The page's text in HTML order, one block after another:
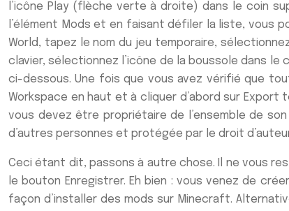
l’icône Play (flèche verte à droite) dans le coin
l’élément Mods et en faisant défiler la liste, vous
World, tapez le nom du jeu temporaire,
clavier, sélectionnez l’icône de la boussole dans le
ci-dessous. Une fois que vous avez vérifié que
Workspace en haut et à cliquer d’abord sur
vous devez être propriétaire de l’ensemble de
d’autres personnes et protégée par le droit
Ceci étant dit, passons à autre chose. Il ne vous
le bouton Enregistrer. Eh bien : vous venez de
façon d’installer des mods sur Minecraft.